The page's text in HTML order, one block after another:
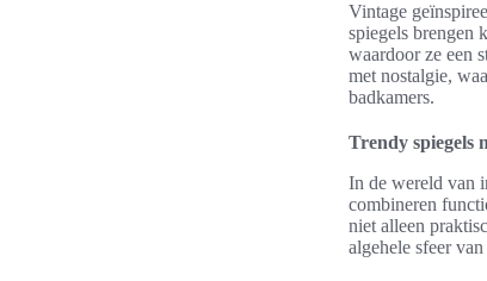
Vintage
spiegels brengen
waardoor ze een
met nostalgie,
badkamers.
Trendy spiegels
In de wereld van
combineren
niet alleen
algehele sfeer